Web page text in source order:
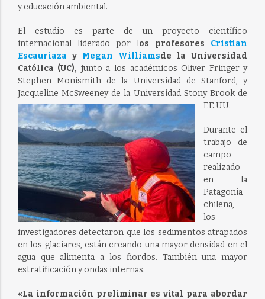
y educación ambiental.
El estudio es parte de un proyecto científico
internacional liderado por los profesores Cristian
Escauriaza y Megan Williamsde la Universidad
Católica (UC), junto a los académicos Oliver Fringer y
Stephen Monismith de la Universidad de Stanford, y
Jacqueline McSweeney de la Universidad Stony Brook de
EE.UU.
Durante el
trabajo de
campo
realizado
en la
Patagonia
chilena,
los
investigadores detectaron que los sedimentos atrapados
en los glaciares, están creando una mayor densidad en el
agua que alimenta a los fiordos. También una mayor
estratificación y ondas internas.
«La información preliminar es vital para abordar